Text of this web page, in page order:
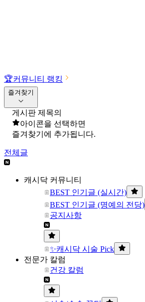
🏆커뮤니티 랭킹
즐겨찾기
게시판 제목의
아이콘을 선택하면
즐겨찾기에 추가됩니다.
전체글
캐시닥 커뮤니티
BEST 인기글 (실시간)
BEST 인기글 (명예의 전당)
공지사항
✨캐시닥 시술 Pick
전문가 칼럼
건강 칼럼